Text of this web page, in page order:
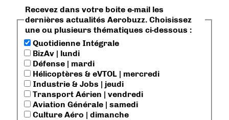
Recevez dans votre boite e-mail les
dernières actualités Aerobuzz. Choisissez
une ou plusieurs thématiques ci-dessous :
Quotidienne Intégrale
BizAv | lundi
Défense | mardi
Hélicoptères & eVTOL | mercredi
Industrie & Jobs | jeudi
Transport Aérien | vendredi
Aviation Générale | samedi
Culture Aéro | dimanche